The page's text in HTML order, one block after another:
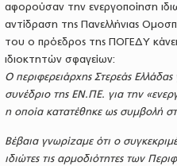
αφορούσαν την ενεργοποίηση
αντίδραση της Πανελλήνιας
του ο πρόεδρος της ΠΟΓΕΔΥ
ιδιοκτητών σφαγείων:
Ο περιφερειάρχης Στερεάς
συνέδριο της ΕΝ.ΠΕ. για την
η οποία κατατέθηκε ως συμβολή
Βέβαια γνωρίζαμε ότι ο
ιδιώτες τις αρμοδιότητες των